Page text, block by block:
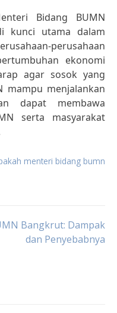
Bidang BUMN
kunci utama dalam
perusahaan
ekonomi
agar sosok yang
mampu menjalankan
dapat membawa
serta masyarakat
menteri bidang bumn
Bangkrut: Dampak
dan Penyebabnya